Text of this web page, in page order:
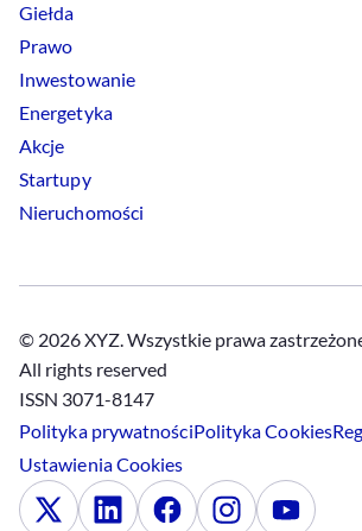
Giełda
Prawo
Inwestowanie
Energetyka
Akcje
Startupy
Nieruchomości
© 2026 XYZ. Wszystkie prawa
All rights reserved
ISSN 3071-8147
Polityka prywatnościPolitykaCookies
UstawieniaCookies
x LinkedinFacebookInstagramYoutube